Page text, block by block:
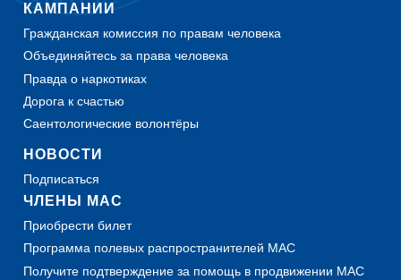
КАМПАНИИ
Гражданская комиссия по правам человека
Объединяйтесь за права человека
Правда о наркотиках
Дорога к счастью
Саентологические волонтёры
НОВОСТИ
Подписаться
ЧЛЕНЫ МАС
Приобрести билет
Программа полевых распространителей МАС
Получите подтверждение за помощь в продвижении МАС